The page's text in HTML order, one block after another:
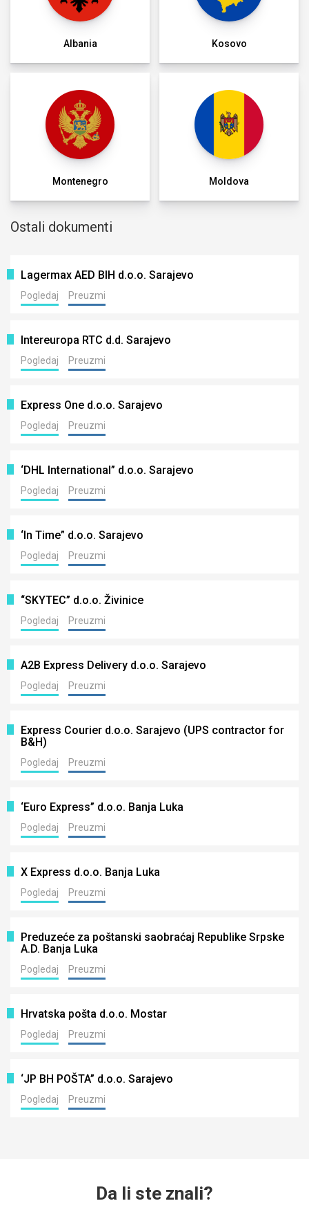
Albania Kosovo
Montenegro Moldova
Ostali dokumenti
Lagermax AED BIH d.o.o. Sarajevo
Pogledaj Preuzmi
Intereuropa RTC d.d. Sarajevo
Pogledaj Preuzmi
Express One d.o.o. Sarajevo
Pogledaj Preuzmi
‘DHL International” d.o.o. Sarajevo
Pogledaj Preuzmi
‘In Time” d.o.o. Sarajevo
Pogledaj Preuzmi
“SKYTEC” d.o.o. Živinice
Pogledaj Preuzmi
A2B Express Delivery d.o.o. Sarajevo
Pogledaj Preuzmi
Express Courier d.o.o. Sarajevo (UPS contractor for
B&H)
Pogledaj Preuzmi
‘Euro Express” d.o.o. Banja Luka
Pogledaj Preuzmi
X Express d.o.o. Banja Luka
Pogledaj Preuzmi
Preduzeće za poštanski saobraćaj Republike Srpske
A.D. Banja Luka
Pogledaj Preuzmi
Hrvatska pošta d.o.o. Mostar
Pogledaj Preuzmi
‘JP BH POŠTA” d.o.o. Sarajevo
Pogledaj Preuzmi
Da li ste znali?